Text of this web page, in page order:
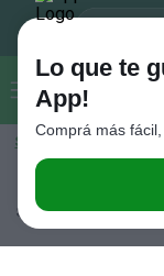
Seleccioná el método
Lo que te
App!
Comprá más
Sabor Citrus 26,6 Grs
Términos más
.